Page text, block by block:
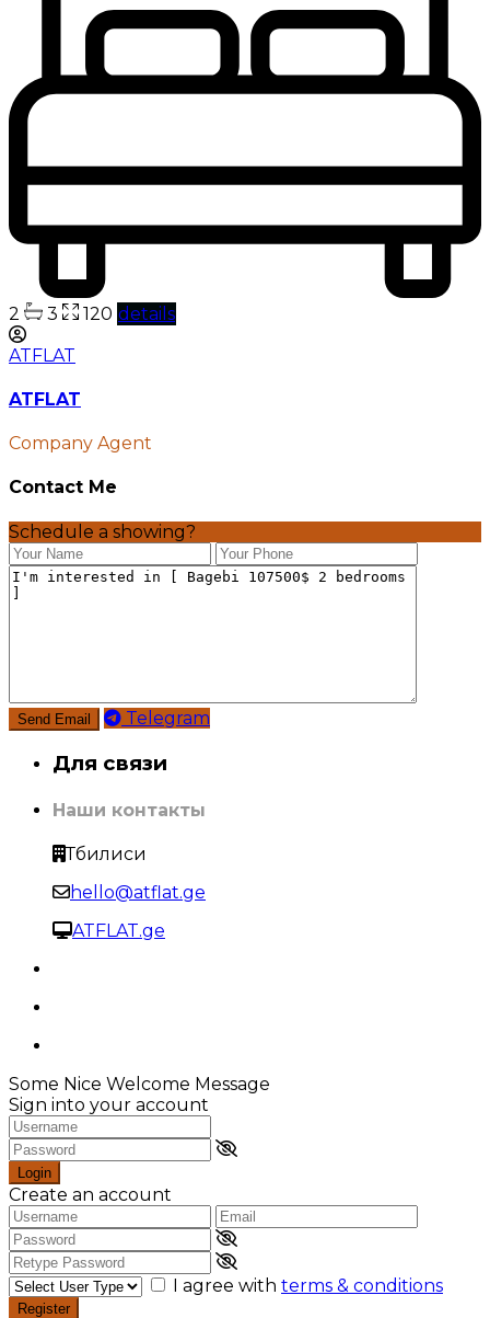
2 3 120 details
ATFLAT
ATFLAT
Company Agent
Contact Me
Schedule a showing?
Telegram
Для связи
Наши контакты
Тбилиси
hello@atflat.ge
ATFLAT.ge
Some Nice Welcome Message
Sign into your account
Login
Create an account
I agree with terms & conditions
Register